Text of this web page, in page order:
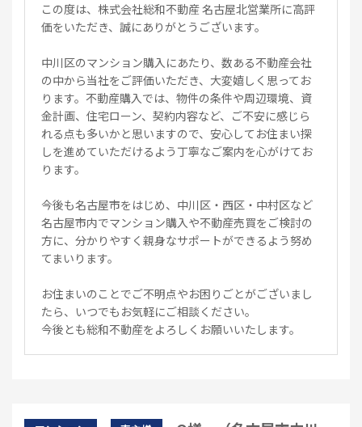
この度は、株式会社総和不動産 名古屋北営業所に高評
価をいただき、誠にありがとうございます。
中川区のマンション購入にあたり、数ある不動産会社
の中から当社をご評価いただき、大変嬉しく思ってお
ります。不動産購入では、物件の条件や周辺環境、資
金計画、住宅ローン、契約内容など、ご不安に感じら
れる点も多いかと思いますので、安心してお住まい探
しを進めていただけるよう丁寧なご案内を心がけてお
ります。
今後も名古屋市をはじめ、中川区・西区・中村区など
名古屋市内でマンション購入や不動産売買をご検討の
方に、分かりやすく親身なサポートができるよう努め
てまいります。
お住まいのことでご不明点やお困りごとがございまし
たら、いつでもお気軽にご相談ください。
今後とも総和不動産をよろしくお願いいたします。